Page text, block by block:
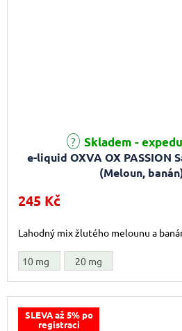
e-liquid OXVA OX PASSION
(Meloun,
Skladem -
245 Kč
Lahodný mix žlutého melounu a
10 mg 20 mg
SLEVA až 5% po
registraci